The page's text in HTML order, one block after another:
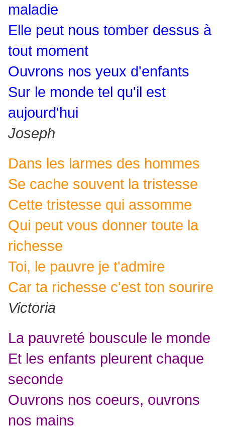
maladie
Elle peut nous tomber dessus à
tout moment
Ouvrons nos yeux d'enfants
Sur le monde tel qu'il est
aujourd'hui
Joseph
Dans les larmes des hommes
Se cache souvent la tristesse
Cette tristesse qui assomme
Qui peut vous donner toute la
richesse
Toi, le pauvre je t'admire
Car ta richesse c'est ton sourire
Victoria
La pauvreté bouscule le monde
Et les enfants pleurent chaque
seconde
Ouvrons nos coeurs, ouvrons
nos mains